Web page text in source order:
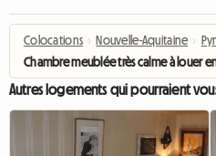
Colocations › Nouvelle-Aquitaine ›
Chambre meublée très calme à louer
Autres logements qui pourraient